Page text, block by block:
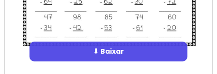
⬇ Baixar